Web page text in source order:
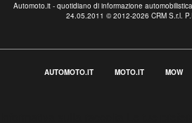
Automoto.it - quotidiano di informazione
24.05.2011 © 2012-2026 CRM S.r.l.
AUTOMOTO.IT MOTO.IT MOW